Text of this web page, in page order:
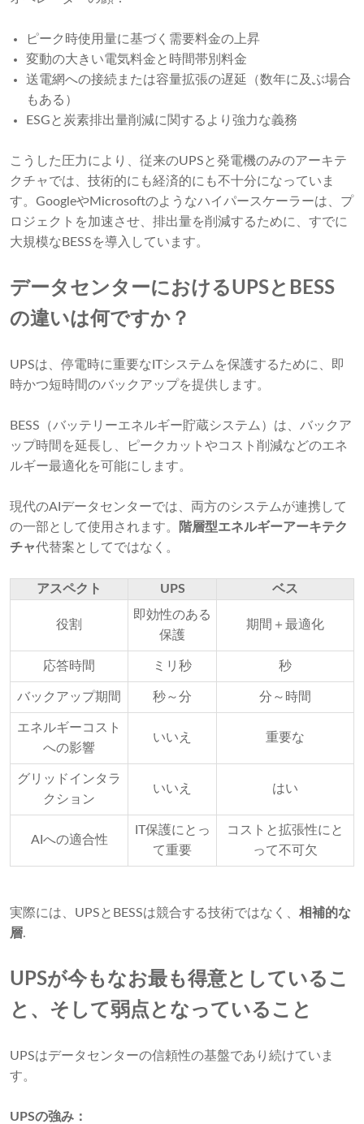
ピーク時使用量に基づく需要料金の上昇
変動の大きい電気料金と時間帯別料金
送電網への接続または容量拡張の遅延（数年に及ぶ場合
もある）
ESGと炭素排出量削減に関するより強力な義務
こうした圧力により、従来のUPSと発電機のみのアーキテ
クチャでは、技術的にも経済的にも不十分になっていま
す。GoogleやMicrosoftのようなハイパースケーラーは、プ
ロジェクトを加速させ、排出量を削減するために、すでに
大規模なBESSを導入しています。
データセンターにおけるUPSとBESS
の違いは何ですか？
UPSは、停電時に重要なITシステムを保護するために、即
時かつ短時間のバックアップを提供します。
BESS（バッテリーエネルギー貯蔵システム）は、バックア
ップ時間を延長し、ピークカットやコスト削減などのエネ
ルギー最適化を可能にします。
現代のAIデータセンターでは、両方のシステムが連携して
の一部として使用されます。
階層型エネルギーアーキテク
チャ代替案としてではなく。
アスペクト UPS ベス
役割
即効性のある
保護
期間＋最適化
応答時間 ミリ秒 秒
バックアップ期間 秒～分 分～時間
エネルギーコスト
への影響
いいえ 重要な
グリッドインタラ
クション
いいえ はい
AIへの適合性
IT保護にとっ
て重要
コストと拡張性にと
って不可欠
実際には、UPSとBESSは競合する技術ではなく、 相補的な
層.
UPSが今もなお最も得意としているこ
と、そして弱点となっていること
UPSはデータセンターの信頼性の基盤であり続けていま
す。
UPSの強み：